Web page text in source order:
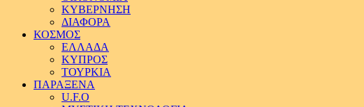
ΚΥΒΕΡΝΗΣΗ
ΔΙΑΦΟΡΑ
ΚΟΣΜΟΣ
ΕΛΛΑΔΑ
ΚΥΠΡΟΣ
ΤΟΥΡΚΙΑ
ΠΑΡΑΞΕΝΑ
U.F.O